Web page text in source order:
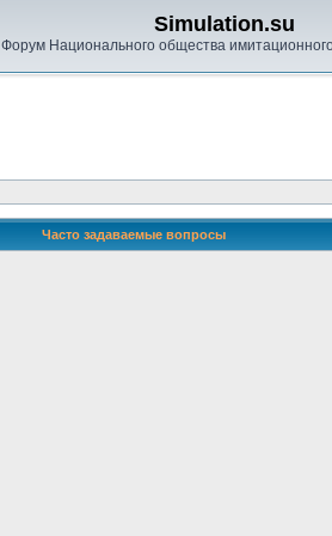
Simulation.su
Форум Национального общества
Часто задаваемые вопросы